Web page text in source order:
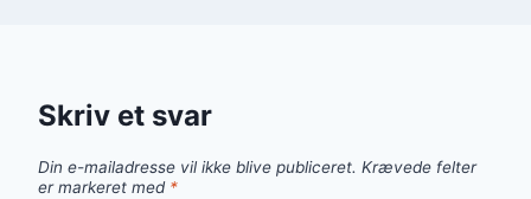
Skriv et svar
Din e-mailadresse vil ikke blive publiceret. Krævede felter
er markeret med *